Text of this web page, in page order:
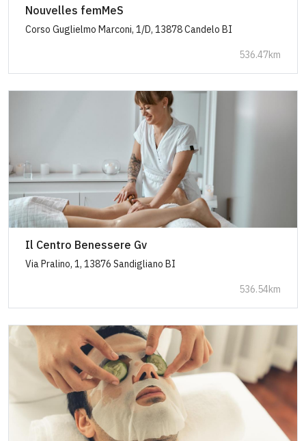
Nouvelles femMeS
Corso Guglielmo Marconi, 1/D, 13878 Candelo BI
536.47km
Il Centro Benessere Gv
Via Pralino, 1, 13876 Sandigliano BI
536.54km